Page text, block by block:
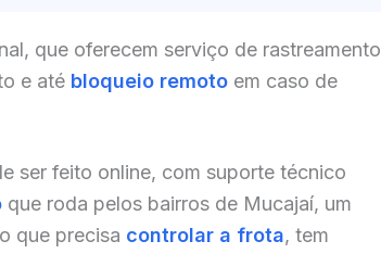
que oferecem serviço de rastreamento
e até bloqueio remoto em caso de
ser feito online, com suporte técnico
que roda pelos bairros de Mucajaí, um
que precisa controlar a frota, tem